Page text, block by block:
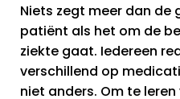
Niets zegt meer dan de
patiënt als het om de
ziekte gaat. Iedereen
verschillend op
niet anders. Om te